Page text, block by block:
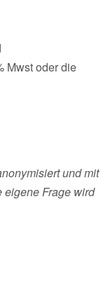
Mwst oder die
und mit
eigene Frage wird